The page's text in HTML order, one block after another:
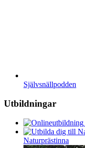
Självsnällpodden
Utbildningar
Naturprästinna